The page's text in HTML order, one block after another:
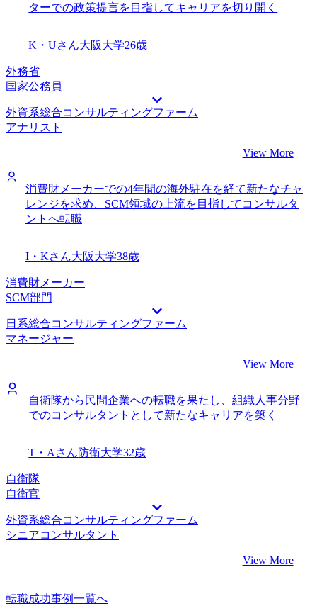
ターでの政策提言を目指してキャリアを切り開く
K・Uさん大阪大学26歳
外務省
国家公務員
外資系総合コンサルティングファーム
アナリスト
View More
消費財メーカーでの4年間の海外駐在を経て新たなチャ
レンジを求め、SCM領域の上流を目指してコンサルタ
ントへ転職
I・Kさん大阪大学38歳
消費財メーカー
SCM部門
日系総合コンサルティングファーム
マネージャー
View More
自衛隊から民間企業への転職を果たし、組織人事分野
でのコンサルタントとして新たなキャリアを築く
T・Aさん防衛大学32歳
自衛隊
自衛官
外資系総合コンサルティングファーム
シニアコンサルタント
View More
転職成功事例一覧へ